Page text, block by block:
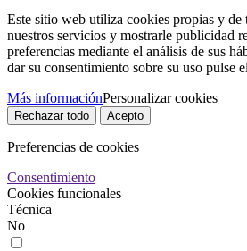
Este sitio web utiliza cookies propias y de
nuestros servicios y mostrarle publicidad
preferencias mediante el análisis de sus
dar su consentimiento sobre su uso pulse
Más informaciónPersonalizar cookies
Rechazar todo Acepto
Preferencias de cookies
Consentimiento
Cookies funcionales
Técnica
No